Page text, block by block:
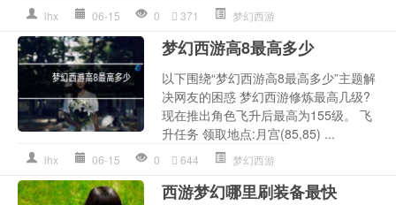
lhx 06-15 0 371 梦幻西游
梦幻西游高8最高多少
以下围绕“梦幻西游高8最高多少”主题解
决网友的困惑 梦幻西游修炼最高几级?
现在推出角色飞升后最高为155级。 飞
升任务 领取地点:月宫(85,85) ...
lhx 06-15 0 644 梦幻西游
西游梦幻哪里刷装备最快